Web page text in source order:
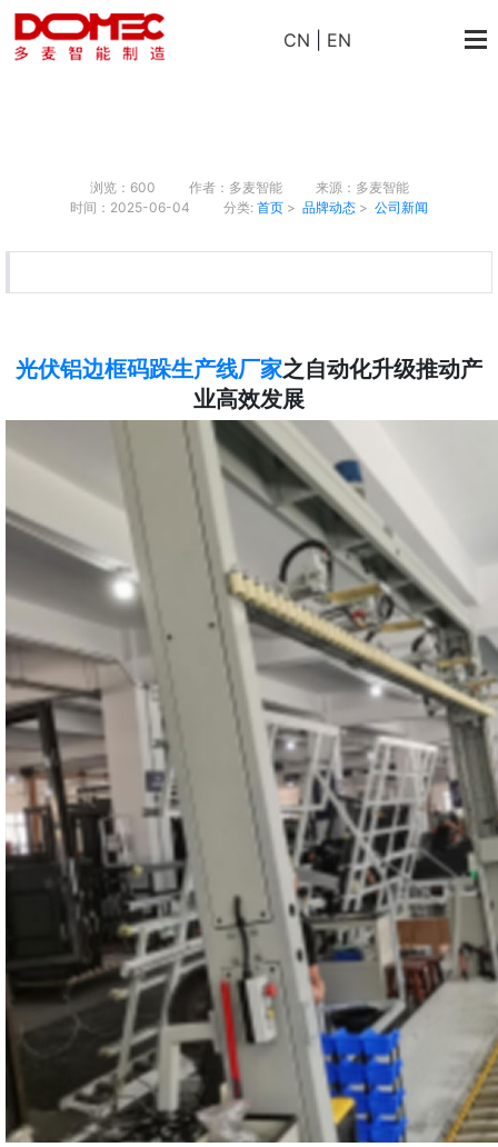
CN EN
浏览：600 作者：多麦智能
来源：多麦智能
时间：2025-06-04
分类: 首页 > 品牌动态 > 公司新闻
光伏铝边框码跺生产线厂家之自动化升级推动产
业高效发展